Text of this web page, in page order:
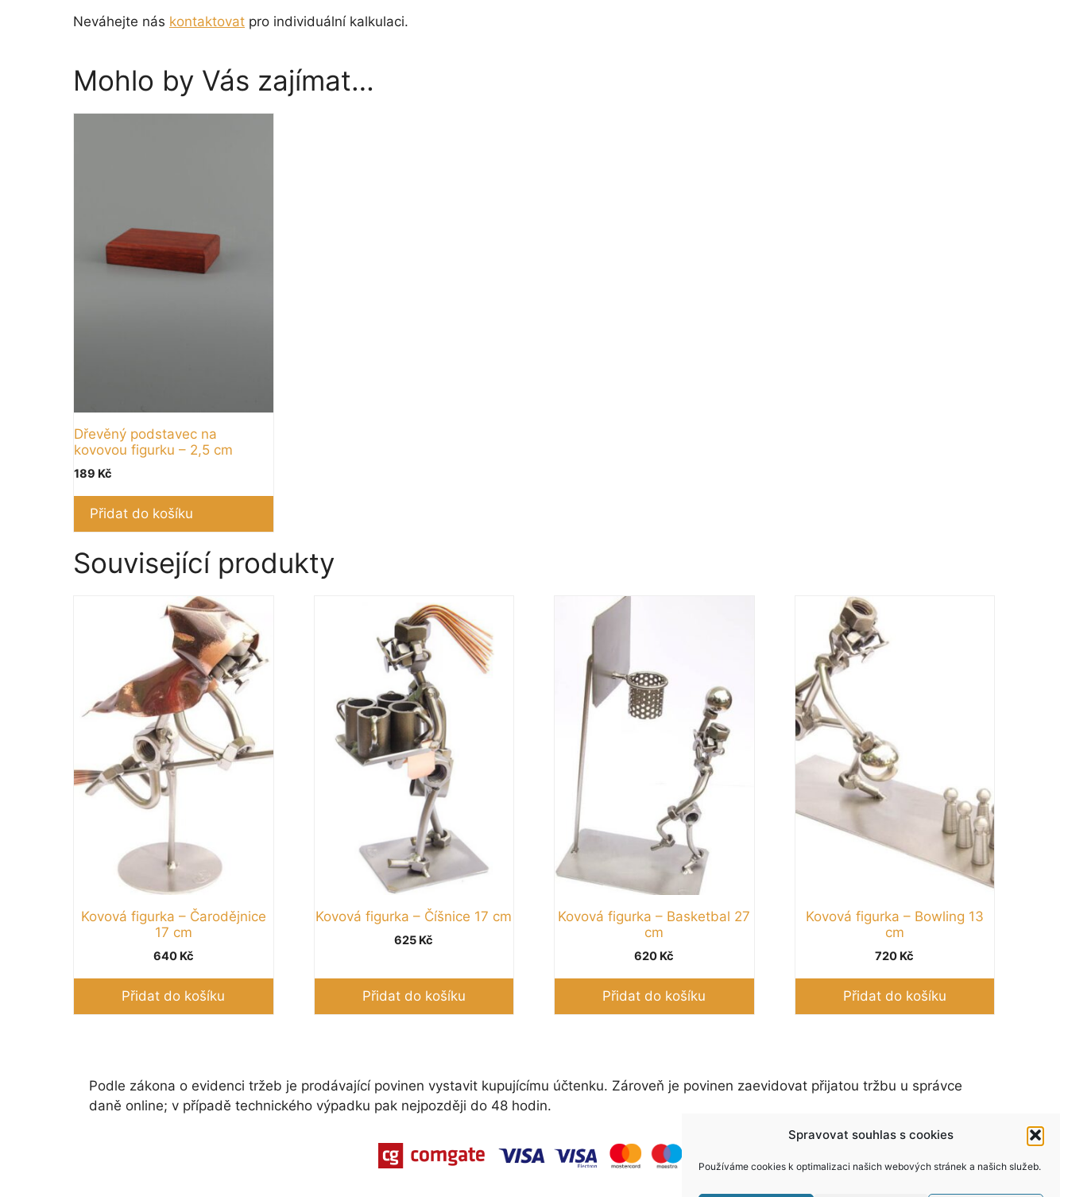
Spravovat souhlas s cookies
Používáme cookies k optimalizaci našich webových stránek a našich služeb.
Neváhejte nás kontaktovat pro individuální kalkulaci.
Mohlo by Vás zajímat…
Dřevěný podstavec na
kovovou figurku – 2,5 cm
189 Kč
Přidat do košíku
Související produkty
Kovová figurka – Čarodějnice
17 cm
640 Kč
Přidat do košíku
Kovová figurka – Číšnice 17 cm
625 Kč
Přidat do košíku
Kovová figurka – Basketbal 27
cm
620 Kč
Přidat do košíku
Kovová figurka – Bowling 13
cm
720 Kč
Přidat do košíku
Podle zákona o evidenci tržeb je prodávající povinen vystavit kupujícímu účtenku. Zároveň je povinen zaevidovat přijatou tržbu u správce
daně online; v případě technického výpadku pak nejpozději do 48 hodin.